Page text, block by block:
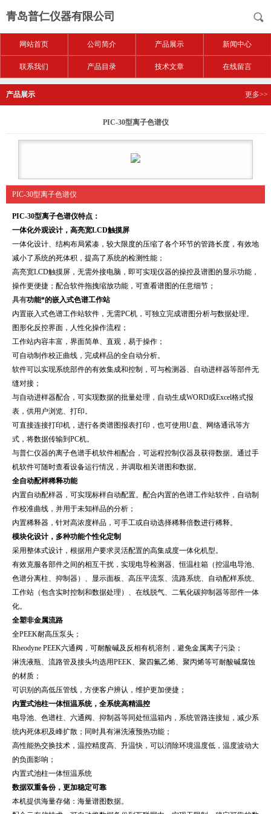
青岛普仁仪器有限公司
网站首页 公司简介 产品展示 新闻中心
联系我们 产品目录 技术文章 在线留言
产品展示 更多>>
PIC-30型离子色谱仪
PIC-30型离子色谱仪
PIC-30型离子色谱仪特点：
一体化外观设计，高亮宽LCD触摸屏
一体化设计、结构布局紧凑，较大限度的压缩了各个环节的管路长度，有效地
减小了系统的死体积，提高了系统的检测性能；
高亮宽LCD触摸屏，无需外接电脑，即可实现仪器的操控及谱图的显示功能，
操作更便捷；配合软件拖拽缩放功能，可查看谱图的任意细节；
具有功能*的嵌入式色谱工作站
内置嵌入式色谱工作站软件，无需PC机，可独立完成谱图分析与数据处理。
图形化反控界面，人性化操作流程；
工作站内容丰富，界面简单、直观，易于操作；
可自动制作校正曲线，完成样品的全自动分析。
软件可以实现系统部件的有效集成和控制，可与检测器、自动进样器等部件无
缝对接；
与自动进样器配合，可实现数据的批量处理，自动生成WORD或Excel格式报
表，供用户浏览、打印。
可直接连接打印机，进行各类谱图报表打印，也可使用U盘、网络通讯等方
式，将数据传输到PC机。
与普仁仪器的离子色谱手机软件相配合，可远程控制仪器及获得数据。通过手
机软件可随时查看设备运行情况，并调取相关谱图和数据。
全自动配样稀释功能
内置自动配样器，可实现标样自动配置。配合内置的色谱工作站软件，自动制
作校准曲线，并用于未知样品的分析；
内置稀释器，针对高浓度样品，可手工或自动选择稀释倍数进行稀释。
模块化设计，多种功能个性化定制
采用整体式设计，根据用户要求灵活配置的高集成度一体化机型。
有效克服各部件之间的相互干扰，实现电导检测器、恒温柱箱（控温电导池、
色谱分离柱、抑制器）、显示面板、高压平流泵、流路系统、自动配样系统、
工作站（包含实时控制和数据处理）、在线脱气、二氧化碳抑制器等部件一体
化。
全塑非金属流路
全PEEK耐高压泵头；
Rheodyne PEEK六通阀，可耐酸碱及反相有机溶剂，避免金属离子污染；
淋洗液瓶、流路管及接头均选用PEEK、聚四氟乙烯、聚丙烯等可耐酸碱腐蚀
的材质；
可识别的高低压管线，方便客户辨认，维护更加便捷；
内置式池柱一体恒温系统，全系统高精温控
电导池、色谱柱、六通阀、抑制器等同处恒温箱内，系统管路连接短，减少系
统内死体积及峰扩散；同时具有淋洗液预热功能；
高性能热交换技术，温控精度高、升温快，可以消除环境温度低，温度波动大
的负面影响；
内置式池柱一体恒温系统
数据双重备份，更加稳定可靠
本机提供海量存储：海量谱图数据。